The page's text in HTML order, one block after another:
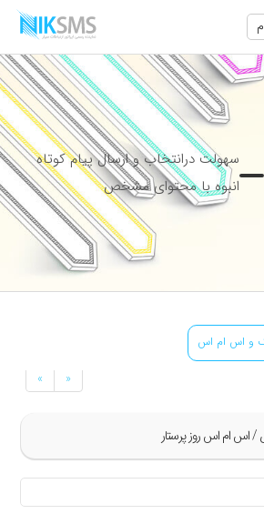
سهولت درانتخاب و ارسال پیام کوتاه
انبوه با محتوای مشخص
و اس ام اس
اس ام اس روز پرستار
» «